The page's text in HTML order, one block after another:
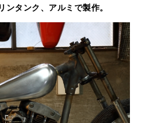
タンク、アルミで製作。